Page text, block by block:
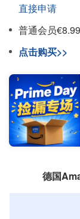
直接申请
普通会员
点击购买>>
德国